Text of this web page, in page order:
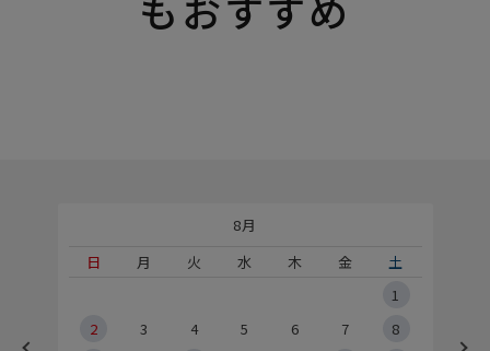
8月
日
月 火 水 木 金
土
1
2
3 4 5 6 7
8